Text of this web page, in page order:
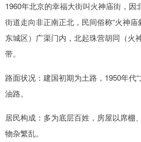
1960年北京的幸福大街叫火神庙街，因
街道走向非正南正北，民间俗称“火神庙
东城区）广渠门内，北起珠营胡同（火
带。
路面状况：建国初期为土路，1950年代
油路。
居民构成：多为底层百姓，房屋以席棚
物杂繁乱。